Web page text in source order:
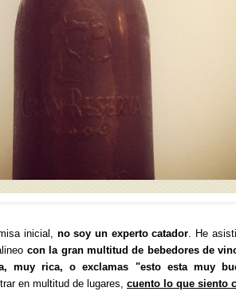
inicial, no soy un experto catador. He
con la gran multitud de bebedores de
muy rica, o exclamas "esto esta muy
en multitud de lugares, cuento lo que siento